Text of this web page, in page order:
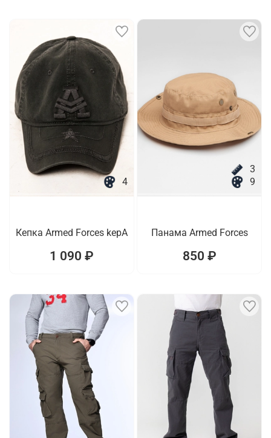
4
Кепка Armed Forces kepA
1 090 ₽
3
9
Панама Armed Forces
850 ₽